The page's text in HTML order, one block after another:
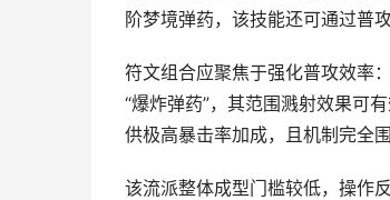
阶梦境弹药，该技能还可通过普
符文组合应聚焦于强化普攻效率
“爆炸弹药”，其范围溅射效果可
供极高暴击率加成，且机制完全
该流派整体成型门槛较低，操作